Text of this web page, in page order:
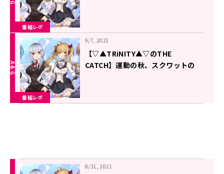
番組レポ
番組レポ
9/7, 2021
【▽▲TRiNITY▲▽のTHE
CATCH】運動の秋、スクワットの
8/31, 2021